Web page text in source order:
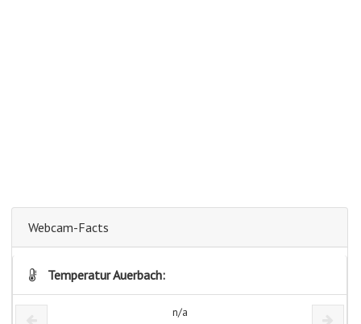
Webcam-Facts
Temperatur Auerbach:
n/a